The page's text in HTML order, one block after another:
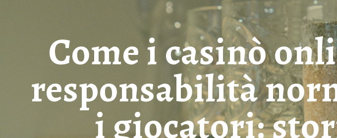
Come i casinò
responsabilità
i giocatori: